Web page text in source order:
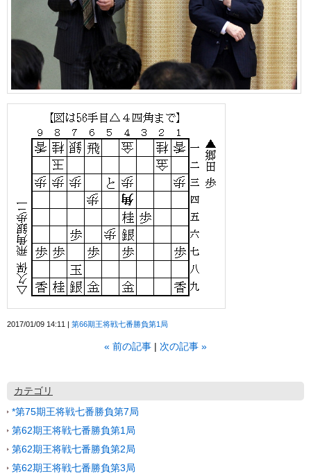
2017/01/09 14:11 第66期王将戦七番勝負第1局
« 前の記事 次の記事 »
カテゴリ
*第75期王将戦七番勝負第7局
第62期王将戦七番勝負第1局
第62期王将戦七番勝負第2局
第62期王将戦七番勝負第3局